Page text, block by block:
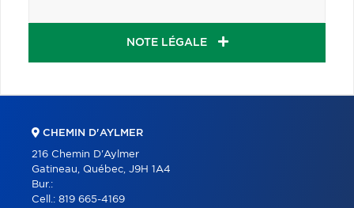
NOTE LÉGALE
CHEMIN D'AYLMER
216 Chemin D'Aylmer
Gatineau, Québec, J9H 1A4
Bur.:
Cell.: 819 665-4169